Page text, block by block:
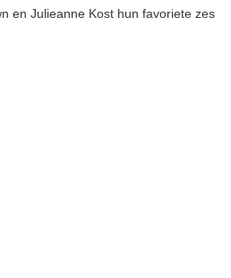
en Julieanne Kost hun favoriete zes